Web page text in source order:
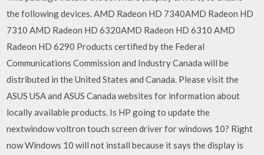
the following devices. AMD Radeon HD 7340AMD Radeon HD
7310 AMD Radeon HD 6320AMD Radeon HD 6310 AMD
Radeon HD 6290 Products certified by the Federal
Communications Commission and Industry Canada will be
distributed in the United States and Canada. Please visit the
ASUS USA and ASUS Canada websites for information about
locally available products. Is HP going to update the
nextwindow voltron touch screen driver for windows 10? Right
now Windows 10 will not install because it says the display is